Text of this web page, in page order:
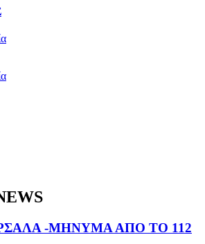
-ΜΗΝΥΜΑ ΑΠΟ ΤΟ 112